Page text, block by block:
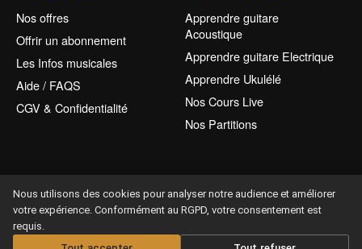
Nos offres
Offrir un abonnement
Les Infos musicales
Aide / FAQS
CGV & Confidentialité
Apprendre guitare
Acoustique
Apprendre guitare Electrique
Apprendre Ukulélé
Nos Cours Live
Nos Partitions
Offrir un abonnement
Nous utilisons des cookies pour analyser notre audience et améliorer
votre expérience. Conformément au RGPD, votre consentement est
requis.